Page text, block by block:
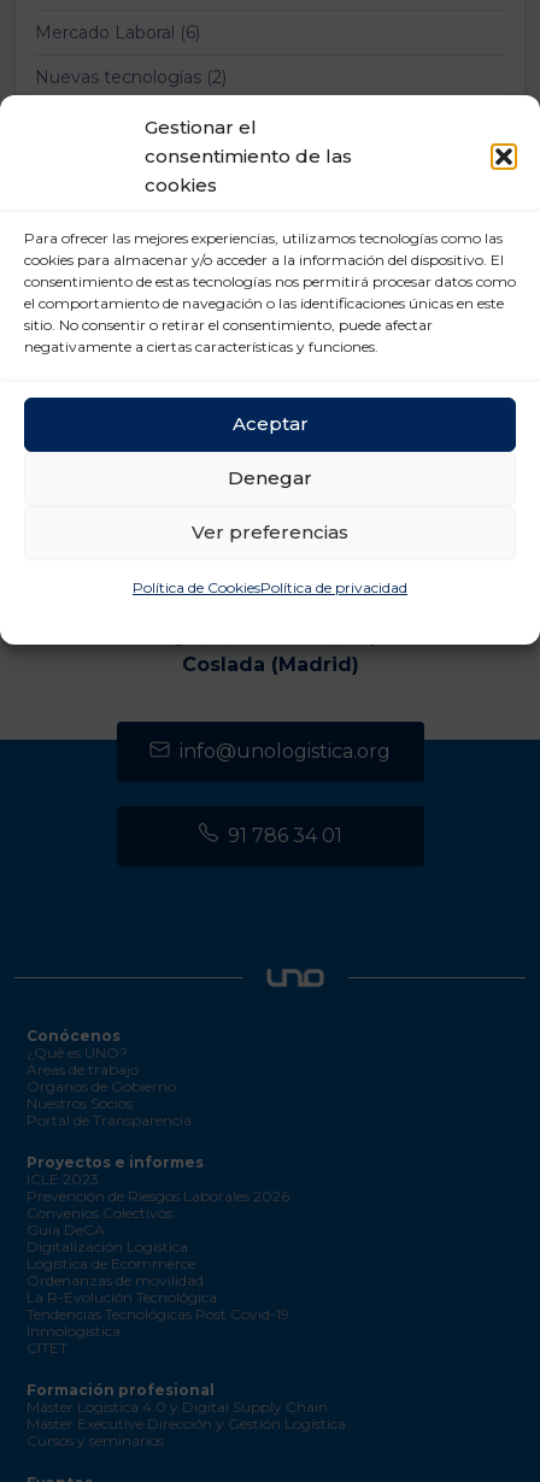
Gestionar el
consentimiento de las
cookies
Para ofrecer las mejores experiencias, utilizamos tecnologías como las
cookies para almacenar y/o acceder a la información del dispositivo. El
consentimiento de estas tecnologías nos permitirá procesar datos como
el comportamiento de navegación o las identificaciones únicas en este
sitio. No consentir o retirar el consentimiento, puede afectar
negativamente a ciertas características y funciones.
Aceptar
Denegar
Ver preferencias
Política de CookiesPolítica de privacidad
Mercado Laboral (6)
Nuevas tecnologías (2)
Prevención Riesgos Laborales (12)
Relaciones laborales (11)
Coslada (Madrid)
info@unologistica.org
91 786 34 01
Conócenos
¿Qué es UNO?
Áreas de trabajo
Órganos de Gobierno
Nuestros Socios
Portal de Transparencia
Proyectos e informes
ICLE 2023
Prevención de Riesgos Laborales 2026
Convenios Colectivos
Guía DeCA
Digitalización Logística
Logística de Ecommerce
Ordenanzas de movilidad
La R-Evolución Tecnológica
Tendencias Tecnológicas Post Covid-19
Inmologística
CITET
Formación profesional
Máster Logística 4.0 y Digital Supply Chain
Máster Executive Dirección y Gestión Logística
Cursos y seminarios